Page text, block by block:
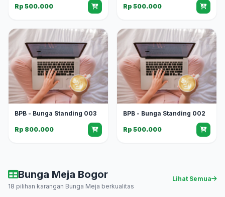
Rp 500.000 Rp 500.000
BPB - Bunga Standing 003
Rp 800.000
BPB - Bunga Standing 002
Rp 500.000
Bunga Meja Bogor
18 pilihan karangan Bunga Meja berkualitas
Lihat Semua